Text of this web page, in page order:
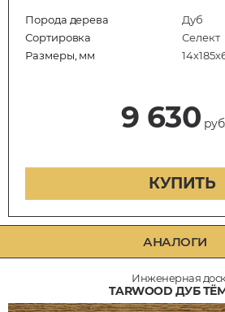
Порода дерева
Дуб
Сортировка
Селект
Размеры, мм
9 630
КУПИТЬ
АНАЛОГИ
Инженерная
TARWOOD ДУБ